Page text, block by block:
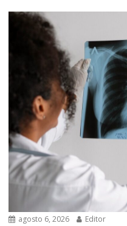
agosto 6, 2026 Editor